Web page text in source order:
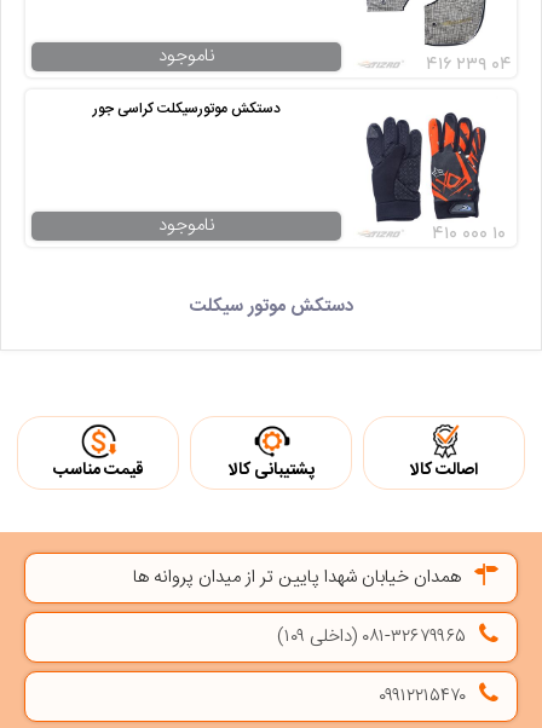
ناموجود ۴۱۶ ۲۳۹ ۰۴
دستکش موتورسیکلت کراسی جور
ناموجود ۴۱۰ ۰۰۰ ۱۰
دستکش موتور سیکلت
اصالت کالا پشتیبانی کالا قیمت مناسب
همدان خیابان شهدا پایین تر از میدان پروانه ها
۰۸۱-۳۲۶۷۹۹۶۵ (داخلی ۱۰۹)
۰۹۹۱۲۲۱۵۴۷۰